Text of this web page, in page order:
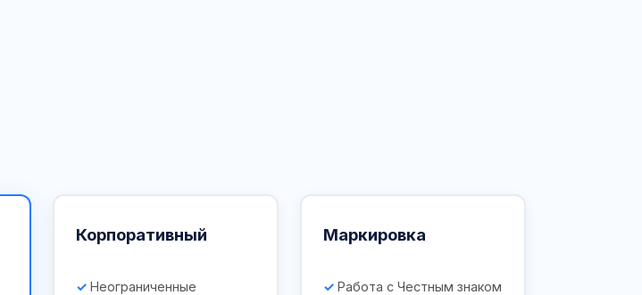
Корпоративный
Неограниченные
Маркировка
Работа с Честным знаком